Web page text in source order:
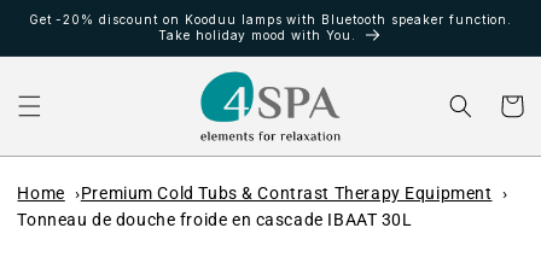
passer
Get -20% discount on Kooduu lamps with Bluetooth speaker function.
Take holiday mood with You.
Panier
Home
Premium Cold Tubs & Contrast Therapy Equipment
Tonneau de douche froide en cascade IBAAT 30L